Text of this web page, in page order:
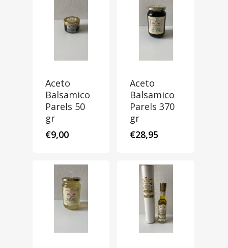
Aceto
Balsamico
Parels 50
gr
€9,00
Aceto
Balsamico
Parels 370
gr
€28,95